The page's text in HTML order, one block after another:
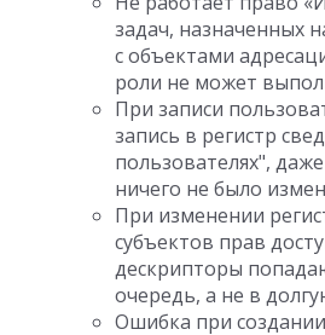
задач, назначенных
с объектами
роли не может
При записи
запись в регистр
пользователях",
ничего не было
При изменении
субъектов прав
дескрипторы
очередь, а не в
Ошибка при